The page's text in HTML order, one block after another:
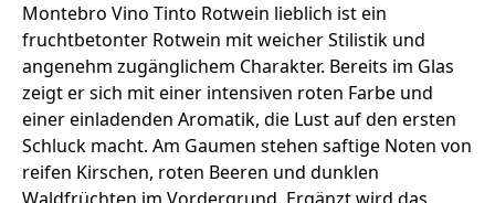
Montebro Vino Tinto Rotwein lieblich ist ein
fruchtbetonter Rotwein mit weicher Stilistik und
angenehm zugänglichem Charakter. Bereits im Glas
zeigt er sich mit einer intensiven roten Farbe und
einer einladenden Aromatik, die Lust auf den ersten
Schluck macht. Am Gaumen stehen saftige Noten von
reifen Kirschen, roten Beeren und dunklen